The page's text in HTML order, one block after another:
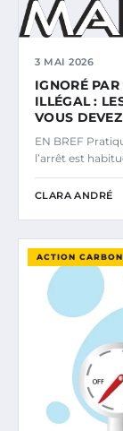
3 MAI 2026
IGNORÉ
ILLÉGAL :
VOUS
EN BREF
l’arrêt est
CLARA ANDRÉ
ACTION